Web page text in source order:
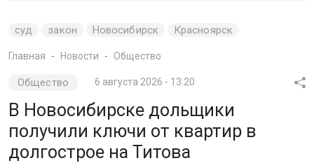
суд закон Новосибирск Красноярск
Главная Новости Общество
Общество 6 августа 2026 - 13:20
В Новосибирске дольщики
получили ключи от квартир в
долгострое на Титова